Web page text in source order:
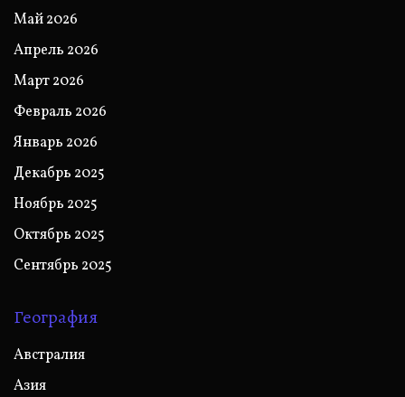
Май 2026
Апрель 2026
Март 2026
Февраль 2026
Январь 2026
Декабрь 2025
Ноябрь 2025
Октябрь 2025
Сентябрь 2025
География
Австралия
Азия